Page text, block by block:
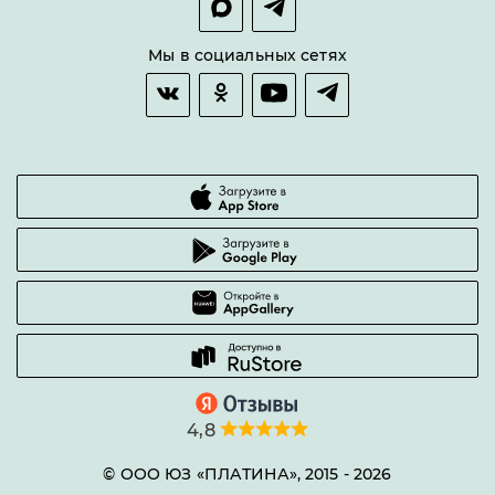
Гарантии качества
Часто задаваемые вопросы
Мы в социальных сетях
4,8
© ООО ЮЗ «ПЛАТИНА», 2015 - 2026